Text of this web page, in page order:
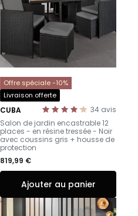
Offre spéciale -10%
Livraison offerte
34 avis
CUBA
-
Salon de jardin encastrable 12
places - en résine tressée - Noir
avec coussins gris + housse de
protection
819,99 €
Ajouter au panier